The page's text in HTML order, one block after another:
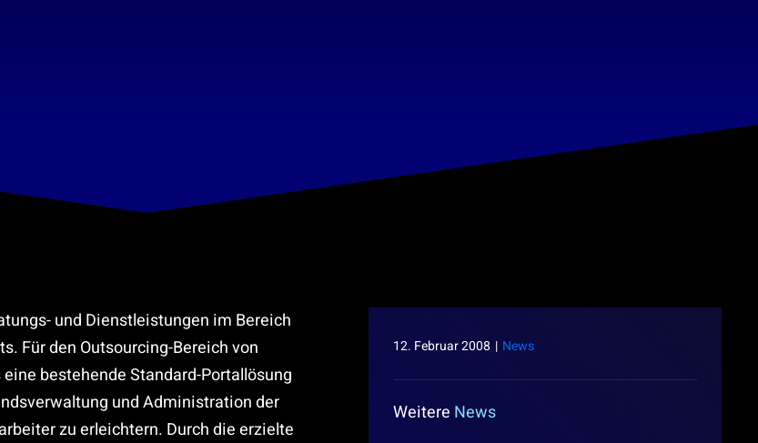
und Dienstleistungen im Bereich
Für den Outsourcing-Bereich von
bestehende Standard-Portallösung
und Administration der
zu erleichtern. Durch die erzielte
12. Februar 2008 | News
Weitere News